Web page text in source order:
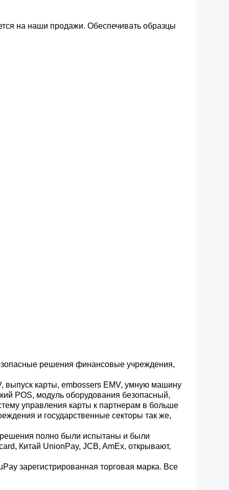
на наши продажи. Обеспечивать образцы
решения финансовые учреждения,
выпуск карты, embossers EMV, умную машину
POS, модуль оборудования безопасный,
управления карты к партнерам в больше
и государственные секторы так же,
решения полно были испытаны и были
Китай UnionPay, JCB, AmEx, открывают,
зарегистрированная торговая марка. Все